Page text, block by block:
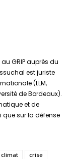
GRIP auprès du
est juriste
(LLM,
de Bordeaux).
et de
que sur la défense
climat
crise